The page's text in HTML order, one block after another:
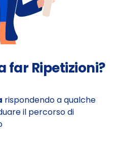
far Ripetizioni?
rispondendo a qualche
il percorso di